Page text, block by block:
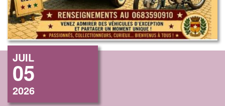
JUIL
05
2026